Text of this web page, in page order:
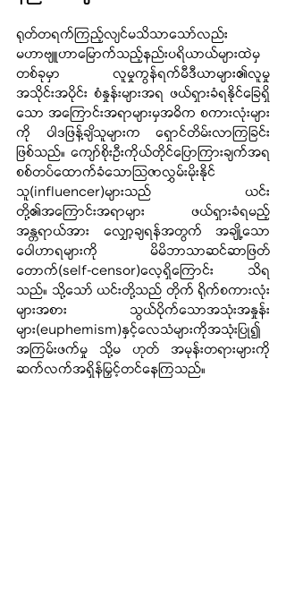
ရုတ်တရက်ကြည့်လျင်မသိသာသော်လည်း
မဟာဗျူဟာမြောက်သည့်နည်းပရိယာယ်များထဲမှ
တစ်ခုမှာ လူမှုကွန်ရက်မီဒီယာများ၏လူမှု
အသိုင်းအဝိုင်း စံနှုန်းများအရ ဖယ်ရှားခံရနိုင်ခြေရှိ
သော အကြောင်းအရာများမှအဓိက စကားလုံးများ
ကို ဝါဒဖြန့်ချိသူများက ရှောင်တိမ်းလာကြခြင်း
ဖြစ်သည်။ ကျော်စိုးဦးကိုယ်တိုင်ပြောကြားချက်အရ
စစ်တပ်ထောက်ခံသောသြဇာလွှမ်းမိုးနိုင်
သူ(influencer)များသည် ယင်း
တို့၏အကြောင်းအရာများ ဖယ်ရှားခံရမည့်
အန္တရာယ်အား လျှော့ချရန်အတွက် အချို့သော
ဝေါဟာရများကို မိမိဘာသာဆင်ဆာဖြတ်
တောက်(self-censor)လေ့ရှိကြောင်း သိရ
သည်။ သို့သော် ယင်းတို့သည် တိုက် ရိုက်စကားလုံး
များအစား သွယ်ဝိုက်သောအသုံးအနှုန်း
များ(euphemism)နှင့်လေသံများကိုအသုံးပြု၍
အကြမ်းဖက်မှု သို့မ ဟုတ် အမုန်းတရားများကို
ဆက်လက်အရှိန်မြှင့်တင်နေကြသည်။